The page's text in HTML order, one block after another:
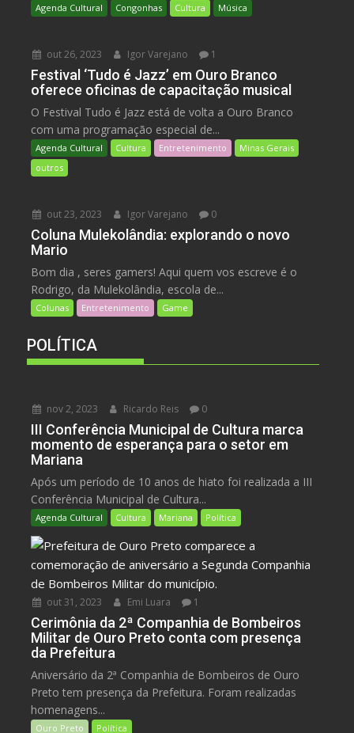
Agenda Cultural Congonhas Cultura Música
out 26, 2023 Igor Varejano 1
Festival ‘Tudo é Jazz’ em Ouro Branco
oferece oficinas de capacitação musical
O Festival Tudo é Jazz está de volta a Ouro Branco
com uma programação especial de...
Agenda Cultural Cultura Entretenimento
Minas Gerais
outros
out 23, 2023 Igor Varejano 0
Coluna Mulekolândia: explorando o novo
Mario
Bom dia , seres gamers! Aqui quem vos escreve é o
Rodrigo, da Mulekolândia, escola de...
Colunas Entretenimento Game
POLÍTICA
nov 2, 2023 Ricardo Reis 0
III Conferência Municipal de Cultura marca
momento de esperança para o setor em
Mariana
Após um período de 10 anos de hiato foi realizada a III
Conferência Municipal de Cultura...
Agenda Cultural Cultura Mariana Política
out 31, 2023 Emi Luara 1
Cerimônia da 2ª Companhia de Bombeiros
Militar de Ouro Preto conta com presença
da Prefeitura
Aniversário da 2ª Companhia de Bombeiros de Ouro
Preto tem presença da Prefeitura. Foram realizadas
homenagens...
Ouro Preto Política